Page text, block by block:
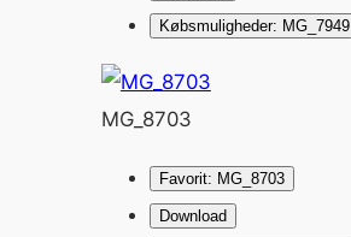
Købsmuligheder: MG_7949
MG_8703
Favorit: MG_8703
Download